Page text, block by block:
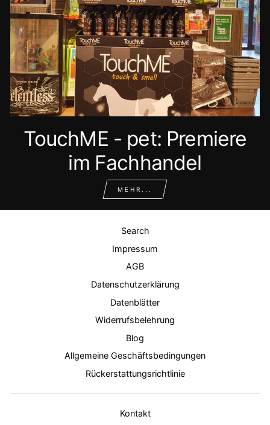
TouchME - pet: Premiere
im Fachhandel
MEHR...
Search
Impressum
AGB
Datenschutzerklärung
Datenblätter
Widerrufsbelehrung
Blog
Allgemeine Geschäftsbedingungen
Rückerstattungsrichtlinie
Kontakt